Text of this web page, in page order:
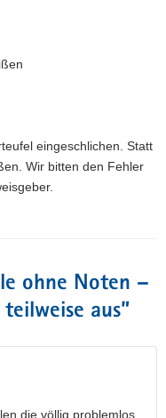
eingeschlichen. Statt
Wir bitten den Fehler
ohne Noten –
aus”
völlig problemlos